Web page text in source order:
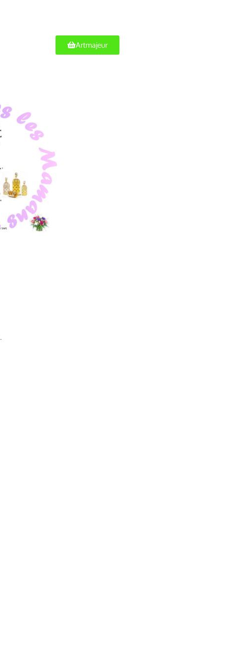
Artmajeur